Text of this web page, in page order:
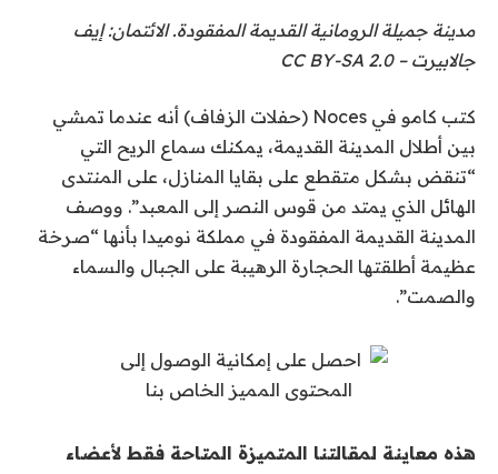
مدينة جميلة الرومانية القديمة المفقودة. الائتمان: إيف
جالابيرت – CC BY-SA 2.0
كتب كامو في Noces (حفلات الزفاف) أنه عندما تمشي
بين أطلال المدينة القديمة، يمكنك سماع الريح التي
“تنقض بشكل متقطع على بقايا المنازل، على المنتدى
الهائل الذي يمتد من قوس النصر إلى المعبد”. ووصف
المدينة القديمة المفقودة في مملكة نوميدا بأنها “صرخة
عظيمة أطلقتها الحجارة الرهيبة على الجبال والسماء
والصمت”.
هذه معاينة لمقالتنا المتميزة المتاحة فقط لأعضاء